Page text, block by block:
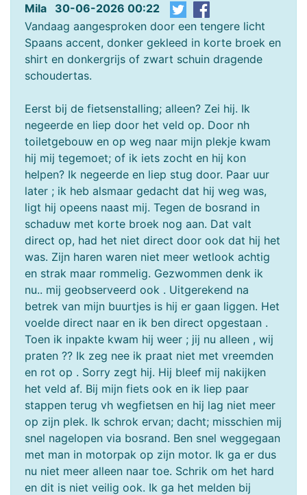
Mila 30-06-2026 00:22
Vandaag aangesproken door een tengere licht
Spaans accent, donker gekleed in korte broek en
shirt en donkergrijs of zwart schuin dragende
schoudertas.
Eerst bij de fietsenstalling; alleen? Zei hij. Ik
negeerde en liep door het veld op. Door nh
toiletgebouw en op weg naar mijn plekje kwam
hij mij tegemoet; of ik iets zocht en hij kon
helpen? Ik negeerde en liep stug door. Paar uur
later ; ik heb alsmaar gedacht dat hij weg was,
ligt hij opeens naast mij. Tegen de bosrand in
schaduw met korte broek nog aan. Dat valt
direct op, had het niet direct door ook dat hij het
was. Zijn haren waren niet meer wetlook achtig
en strak maar rommelig. Gezwommen denk ik
nu.. mij geobserveerd ook . Uitgerekend na
betrek van mijn buurtjes is hij er gaan liggen. Het
voelde direct naar en ik ben direct opgestaan .
Toen ik inpakte kwam hij weer ; jij nu alleen , wij
praten ?? Ik zeg nee ik praat niet met vreemden
en rot op . Sorry zegt hij. Hij bleef mij nakijken
het veld af. Bij mijn fiets ook en ik liep paar
stappen terug vh wegfietsen en hij lag niet meer
op zijn plek. Ik schrok ervan; dacht; misschien mij
snel nagelopen via bosrand. Ben snel weggegaan
met man in motorpak op zijn motor. Ik ga er dus
nu niet meer alleen naar toe. Schrik om het hard
en dit is niet veilig ook. Ik ga het melden bij